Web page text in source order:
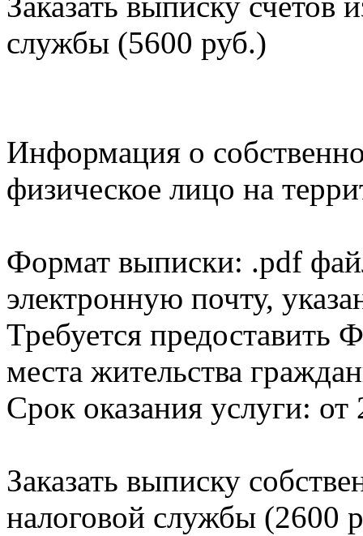
службы (5600 руб.)
Информация о
физическое лицо на
Формат выписки: .pdf
электронную почту,
Требуется
места жительства
Срок оказания услуги: от
Заказать выписку
налоговой службы (2600